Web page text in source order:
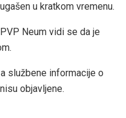
u kratkom vremenu.
Neum vidi se da je
službene informacije o
objavljene.